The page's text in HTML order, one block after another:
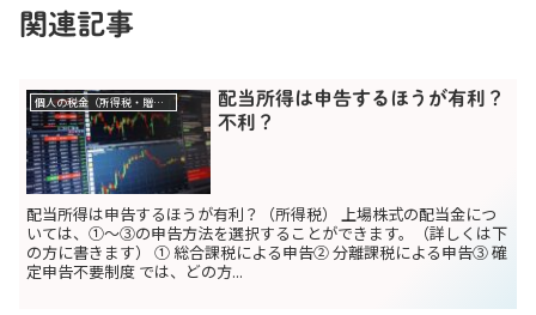
関連記事
個人の税金（所得税・贈与税）
配当所得は申告するほうが有利？
不利？
配当所得は申告するほうが有利？（所得税） 上場株式の配当金につ
いては、①～③の申告方法を選択することができます。（詳しくは下
の方に書きます） ① 総合課税による申告② 分離課税による申告③ 確
定申告不要制度 では、どの方...